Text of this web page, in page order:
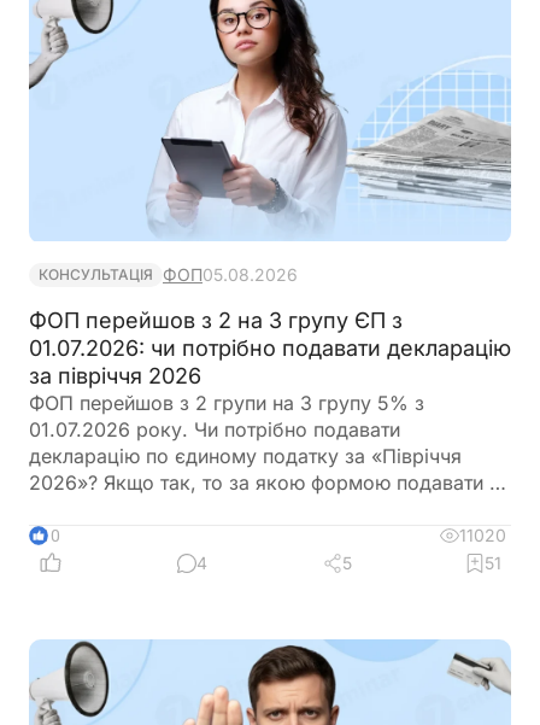
КОНСУЛЬТАЦІЯ ФОП05.08.2026
ФОП перейшов з 2 на 3 групу ЄП з
01.07.2026: чи потрібно подавати декларацію
за півріччя 2026
ФОП перейшов з 2 групи на 3 групу 5% з
01.07.2026 року. Чи потрібно подавати
декларацію по єдиному податку за «Півріччя
2026»? Якщо так, то за якою формою подавати та
10
11020
4
5 51